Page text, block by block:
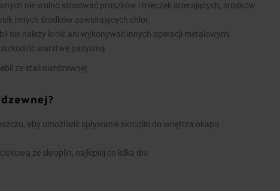
nie wolno stosować proszków i mleczek ścierających, środków
innych środków zawierających chlor.
nie należy kroić ani wykonywać innych operacji metalowymi
warstwę pasywną.
ze stali nierdzewnej
aby umożliwić spływanie skroplin do wnętrza okapu
ze skroplin, najlepiej co kilka dni